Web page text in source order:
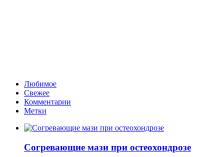
Любимое
Свежее
Комментарии
Метки
Согревающие мази при остеохондрозе